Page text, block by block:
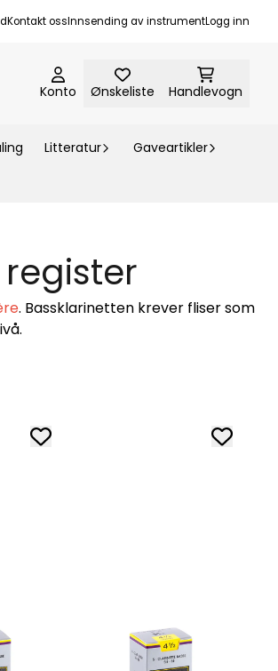
Kontakt ossInnsending av instrumentLogg inn
Konto Ønskeliste Handlevogn
Litteratur
Gaveartikler
. Bassklarinetten krever fliser som